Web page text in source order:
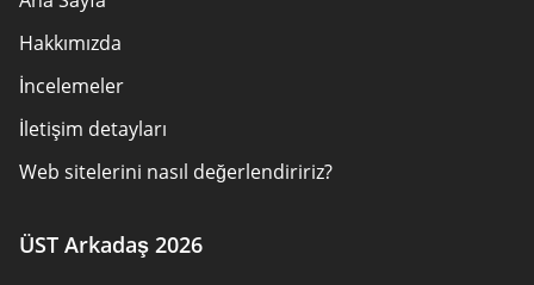
Hakkımızda
İncelemeler
İletişim detayları
Web sitelerini nasıl değerlendiririz?
Cerez politikasi
ÜST Arkadaş 2026